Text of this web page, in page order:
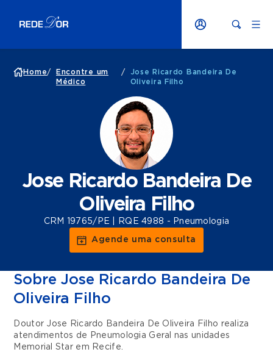
Home/
Encontre um
Médico
/
Jose Ricardo Bandeira De
Oliveira Filho
Jose Ricardo Bandeira De
Oliveira Filho
CRM 19765/PE | RQE 4988 - Pneumologia
Agende uma consulta
Sobre Jose Ricardo Bandeira De
Oliveira Filho
Doutor Jose Ricardo Bandeira De Oliveira Filho realiza
atendimentos de
Pneumologia Geral
nas unidades
Memorial Star em Recife.